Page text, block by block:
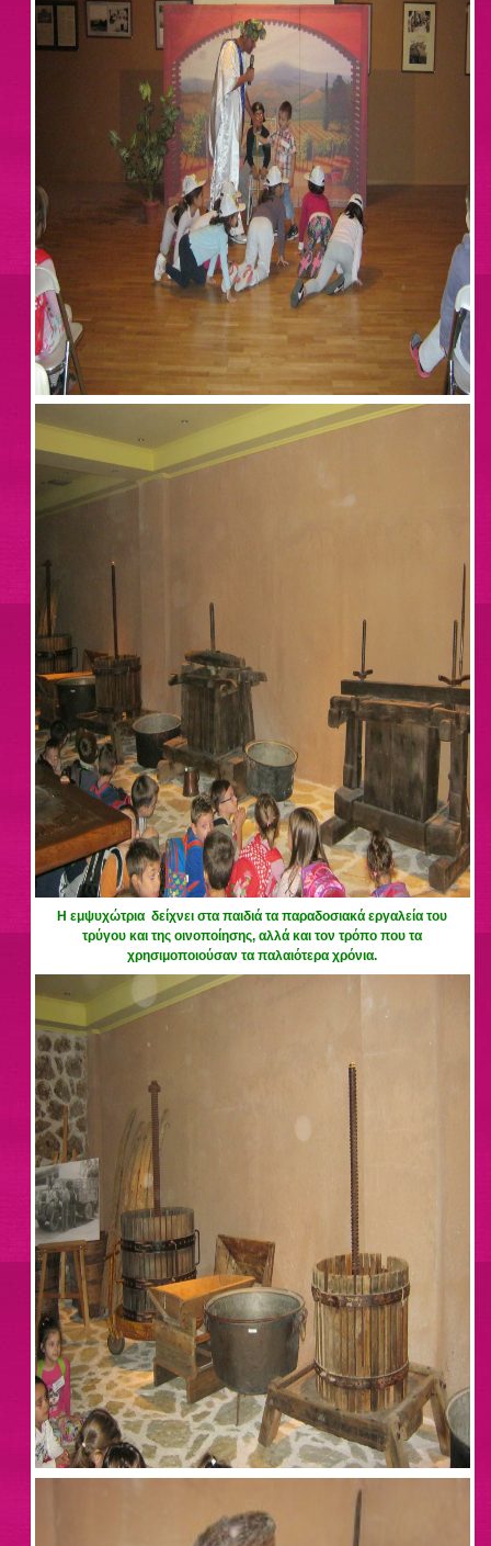
Η εμψυχώτρια δείχνει στα παιδιά τα παραδοσιακά εργαλεία του
τρύγου και της οινοποίησης, αλλά και τον τρόπο που τα
χρησιμοποιούσαν τα παλαιότερα χρόνια.